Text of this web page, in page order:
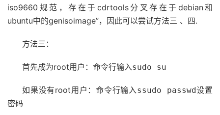
iso9660规范，存在于cdrtools分叉存在于debian和
ubuntu中的genisoimage”，因此可以尝试方法三 、四.
方法三：
首先成为root用户：命令行输入sudo su
如果没有root用户：命令行输入ssudo passwd设置
密码